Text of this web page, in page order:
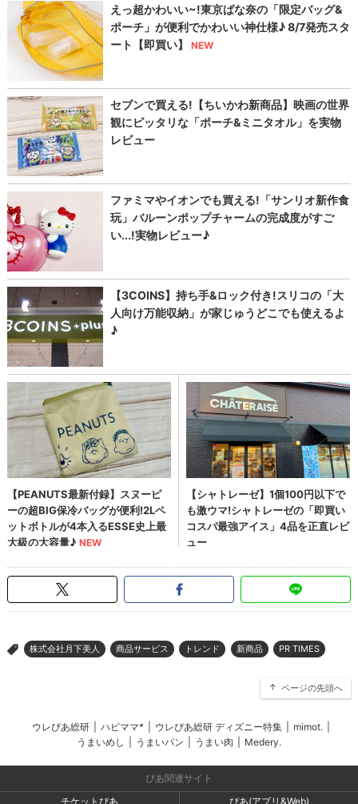
> 株式会社月下美人 商品サービス トレンド 新商品 PR TIMES
ページの先頭へ
ウレぴあ総研 ハピママ* ウレぴあ総研 ディズニー特集 mimot.
うまいめし
うまいパン うまい肉 Medery.
ぴあ関連サイト
チケットぴあ
ぴあ(アプリ&Web)